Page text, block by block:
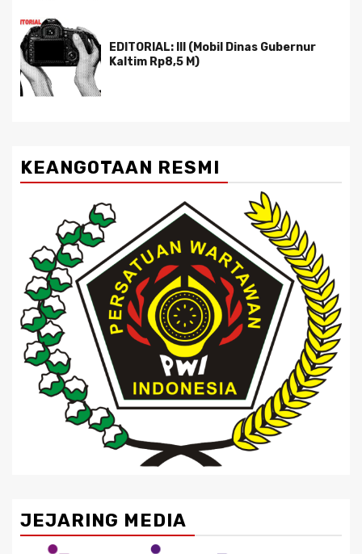
EDITORIAL: III (Mobil Dinas Gubernur
Kaltim Rp8,5 M)
KEANGOTAAN RESMI
JEJARING MEDIA